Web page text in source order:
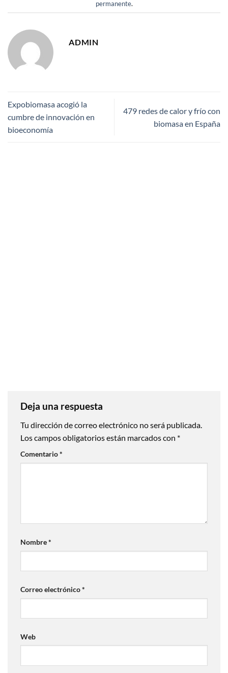
permanente.
ADMIN
Expobiomasa acogió la
cumbre de innovación en
bioeconomía
479 redes de calor y frío con
biomasa en España
Deja una respuesta
Tu dirección de correo electrónico no será publicada.
Los campos obligatorios están marcados con *
Comentario*
Nombre*
Correo electrónico*
Web